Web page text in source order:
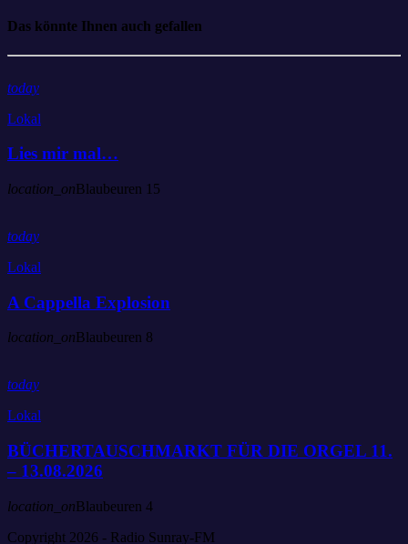
Das könnte Ihnen auch gefallen
today
Lokal
Lies mir mal…
location_onBlaubeuren 15
today
Lokal
A Cappella Explosion
location_on Blaubeuren 8
today
Lokal
BÜCHERTAUSCHMARKT FÜR DIE ORGEL 11.
– 13.08.2026
location_onBlaubeuren 4
Copyright 2026 - Radio Sunray-FM